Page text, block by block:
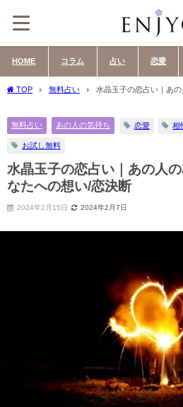
HOME コラム 占い 恋愛
TOP 無料占い
水晶玉子の恋占い｜あ
無料占い あの人の気持ち 恋愛 相
お試し無料
水晶玉子の恋占い｜あの人
なたへの想い/恋決断
2024年2月15日 2024年2月7日